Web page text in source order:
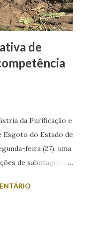
de
da Purificação e
Esgoto do Estado de
feira (27), uma
de sabotagem
atribui o